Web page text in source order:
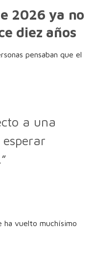
2026 ya no
diez años
pensaban que el
a una
ha vuelto muchísimo